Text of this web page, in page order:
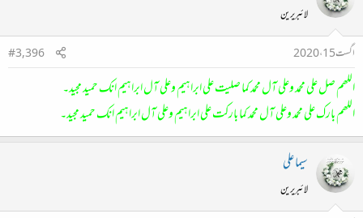
لائبریرین
اگست 15، 2020
#3,396
اللھم صل علی محمد وعلی آل محمد کما صلیت علی ابراہیم وعلی آل ابراہیم انک حمید مجید۔
اللھم بارک علی محمد وعلی آل محمد کما بارکت علی ابراہیم وعلی آل ابراہیم انک حمید مجید۔
سیما علی
لائبریرین